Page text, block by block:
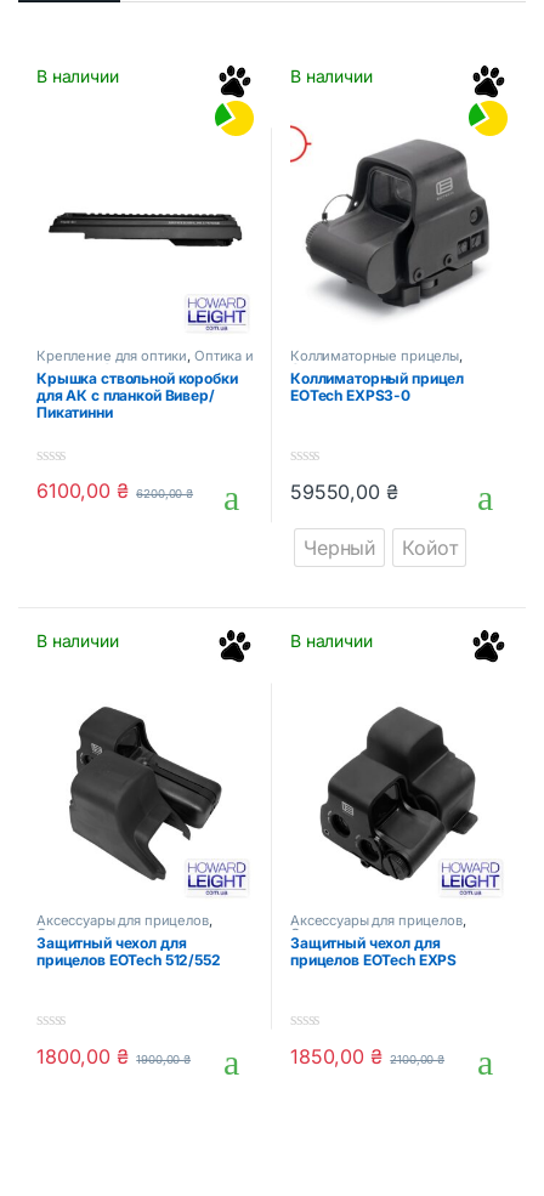
В наличии
Крепление для оптики, Оптика и
прицелы Стрелковые
аксессуары
Крышка ствольной коробки
для АК с планкой Вивер/
Пикатинни
0
o
6100,00 ₴ 6200,00₴
В наличии
Коллиматорные прицелы,
Оптика и прицелы
Коллиматорный прицел
EOTech EXPS3-0
o
t
f
59550,00 ₴
Этот товар имеет несколько
Черный Койот
В наличии
Аксессуары для прицелов,
Оптика и прицелы
Защитный чехол для
прицелов EOTech 512/552
0
o
1800,00 ₴ 1900,00₴
В наличии
Аксессуары для прицелов,
Оптика и прицелы
Защитный чехол для
прицелов EOTech EXPS
0
o
1850,00 ₴ 2100,00₴